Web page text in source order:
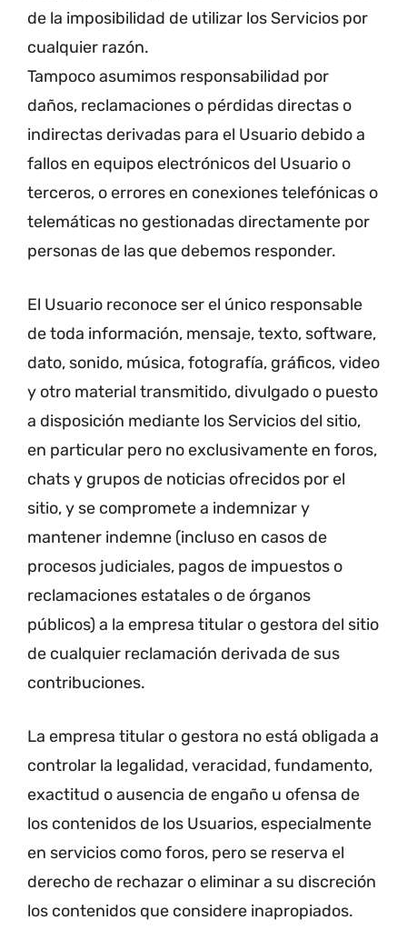
de la imposibilidad de utilizar los Servicios por
cualquier razón.
Tampoco asumimos responsabilidad por
daños, reclamaciones o pérdidas directas o
indirectas derivadas para el Usuario debido a
fallos en equipos electrónicos del Usuario o
terceros, o errores en conexiones telefónicas o
telemáticas no gestionadas directamente por
personas de las que debemos responder.
El Usuario reconoce ser el único responsable
de toda información, mensaje, texto, software,
dato, sonido, música, fotografía, gráficos, video
y otro material transmitido, divulgado o puesto
a disposición mediante los Servicios del sitio,
en particular pero no exclusivamente en foros,
chats y grupos de noticias ofrecidos por el
sitio, y se compromete a indemnizar y
mantener indemne (incluso en casos de
procesos judiciales, pagos de impuestos o
reclamaciones estatales o de órganos
públicos) a la empresa titular o gestora del sitio
de cualquier reclamación derivada de sus
contribuciones.
La empresa titular o gestora no está obligada a
controlar la legalidad, veracidad, fundamento,
exactitud o ausencia de engaño u ofensa de
los contenidos de los Usuarios, especialmente
en servicios como foros, pero se reserva el
derecho de rechazar o eliminar a su discreción
los contenidos que considere inapropiados.